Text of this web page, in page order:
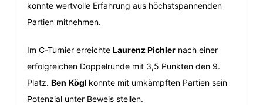
konnte wertvolle Erfahrung aus höchstspannenden
Partien mitnehmen.
Im C-Turnier erreichte Laurenz Pichler nach einer
erfolgreichen Doppelrunde mit 3,5 Punkten den 9.
Platz. Ben Kögl konnte mit umkämpften Partien sein
Potenzial unter Beweis stellen.